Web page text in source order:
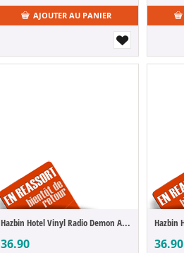
AJOUTER AU PANIER
Hazbin Hotel Vinyl Radio Demon Alastor 14 cm
36.90 36.90